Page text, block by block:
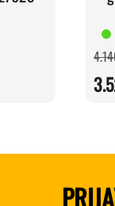
RSD.
RSD.